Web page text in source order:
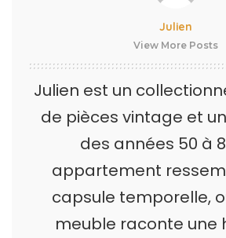
Julien
View More Posts
Julien est un
de pièces vintage et
des années 50 à
appartement
capsule temporelle,
meuble raconte une